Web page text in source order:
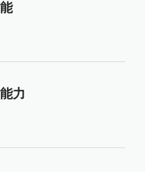
力